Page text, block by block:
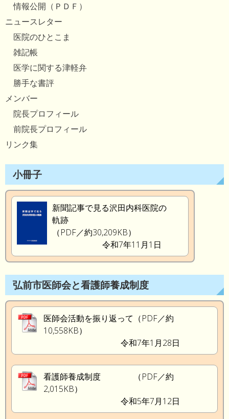
情報公開（ＰＤＦ）
ニュースレター
医院のひとこま
雑記帳
医学に関する津軽弁
勝手な書評
メンバー
院長プロフィール
前院長プロフィール
リンク集
小冊子
新聞記事で見る沢田内科医院の
軌跡
（PDF／約30,209KB）
令和7年11月1日
弘前市医師会と看護師養成制度
医師会活動を振り返って（PDF／約
10,558KB）
令和7年1月28日
看護師養成制度 （PDF／約
2,015KB）
令和5年7月12日